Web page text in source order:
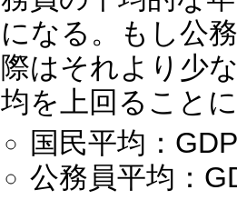
になる。もし公
際はそれより少
均を上回ること
国民平均：
公務員平均：